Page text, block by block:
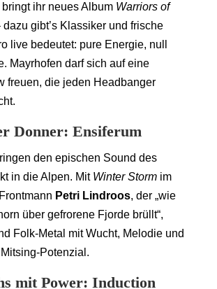
ihr neues Album Warriors of
dazu gibt’s Klassiker und frische
live bedeutet: pure Energie, null
Mayrhofen darf sich auf eine
freuen, die jeden Headbanger
Donner: Ensiferum
den epischen Sound des
in die Alpen. Mit Winter Stormim
Petri Lindroos, der „wie
über gefrorene Fjorde brüllt“,
Folk-Metal mit Wucht, Melodie und
Potenzial.
mit Power: Induction